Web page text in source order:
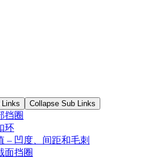
Links Collapse Sub Links
挡圈
环
– 凹度、间距和毛刺
面挡圈